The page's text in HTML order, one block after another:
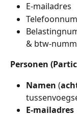
E-mailadres
& btw-
Personen
Namen (
E-mailadres